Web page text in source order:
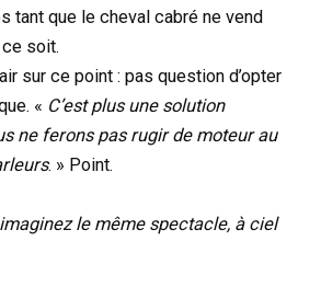
tant que le cheval cabré ne vend
soit.
sur ce point : pas question d’opter
« C’est plus une solution
ne ferons pas rugir de moteur au
. » Point.
le même spectacle, à ciel